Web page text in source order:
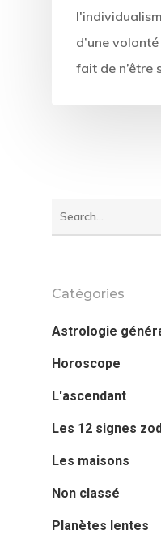
d’une
fait de n’être
Catégories
Astrologie
Horoscope
L'ascendant
Les 12 signes
Les maisons
Non classé
Planètes lentes